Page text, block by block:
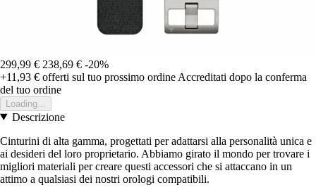
299,99 € 238,69 € -20%
+11,93 € offerti sul tuo prossimo ordine Accreditati dopo la conferma
del tuo ordine
Loading...
Descrizione
Cinturini di alta gamma, progettati per adattarsi alla personalità unica e
ai desideri del loro proprietario. Abbiamo girato il mondo per trovare i
migliori materiali per creare questi accessori che si attaccano in un
attimo a qualsiasi dei nostri orologi compatibili.